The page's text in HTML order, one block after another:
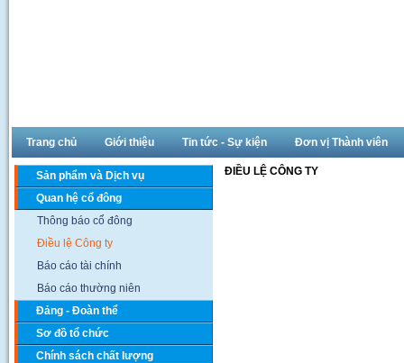
Trang chủ Giới thiệu Tin tức - Sự kiện Đơn vị Thành viên
Sản phẩm và Dịch vụ
Quan hệ cổ đông
Thông báo cổ đông
Điều lệ Công ty
Báo cáo tài chính
Báo cáo thường niên
Đảng - Đoàn thể
Sơ đồ tổ chức
Chính sách chất lượng
ĐIỀU LỆ CÔNG TY